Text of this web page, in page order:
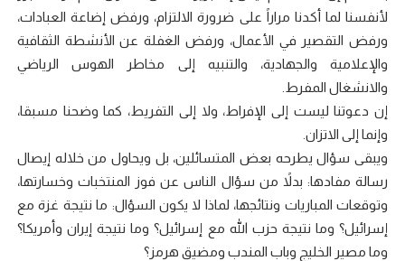
لأنفسنا لما أكدنا مراراً على ضرورة الالتزام، ورفض إضاعة العبادات،
ورفض التقصير في الأعمال، ورفض الغفلة عن الأنشطة الثقافية
والإعلامية والجهادية، والتنبيه إلى مخاطر الهوس الرياضي
والانشغال المفرط.
إن دعوتنا ليست إلى الإفراط، ولا إلى التفريط، كما وضحنا مسبقا،
وإنما إلى الاتزان.
ويبقى سؤال يطرحه بعض المتسائلين، بل ويحاول من خلاله إيصال
رسالة مفادها: بدلاً من سؤال الناس عن فوز المنتخبات وخسارتها،
وتوقعات المباريات ونتائجها، لماذا لا يكون السؤال: ما نتيجة غزة مع
إسرائيل؟ وما نتيجة حزب الله مع إسرائيل؟ وما نتيجة إيران وأمريكا؟
وما مصير الخليج وباب المندب ومضيق هرمز؟